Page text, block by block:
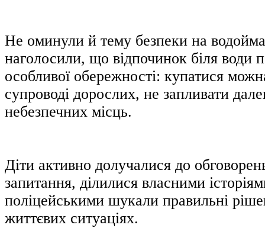
Не оминули й тему безпеки на
наголосили, що відпочинок біля води
особливої обережності: купатися
супроводі дорослих, не запливати
небезпечних місць.
Діти активно долучалися до
запитання, ділилися власними
поліцейськими шукали правильні
життєвих ситуаціях.